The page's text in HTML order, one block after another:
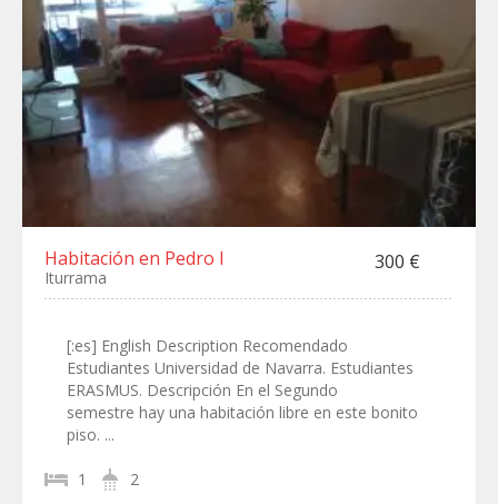
Habitación en Pedro I 300 €
Iturrama
[:es] English Description Recomendado
Estudiantes Universidad de Navarra. Estudiantes
ERASMUS. Descripción En el Segundo
semestre hay una habitación libre en este bonito
piso. ...
1 2